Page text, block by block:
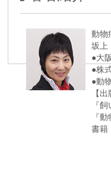
動物
坂
●大
●株
●動
【
『
『
書籍